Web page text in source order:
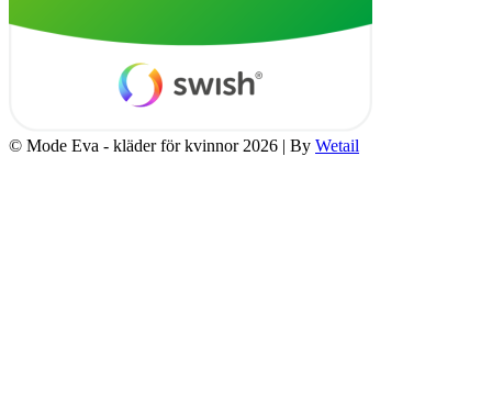
© Mode Eva - kläder för kvinnor 2026 | By Wetail